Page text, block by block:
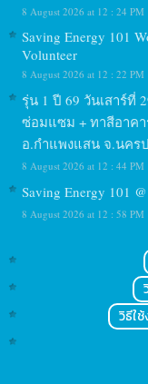
8 August 2026 at 12 : 24 PM
Saving Energy 101
Volunteer
8 August 2026 at 12 : 22 PM
รุ่น 1 ปี 69 วันเสาร์ที่
ซ่อมแซม + ทาสีอาคา
อ.กำแพงแสน จ.นคร
8 August 2026 at 12 : 44 PM
Saving Energy 101
8 August 2026 at 12 : 58 PM
วิธีใ